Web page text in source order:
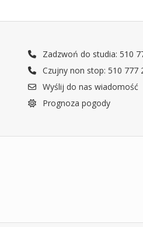
Zadzwoń do studia: 510
Czujny non stop: 510 777
Wyślij do nas wiadomość
Prognoza pogody